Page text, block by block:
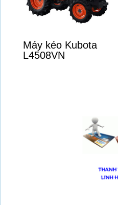
Máy kéo Kubota
L4508VN